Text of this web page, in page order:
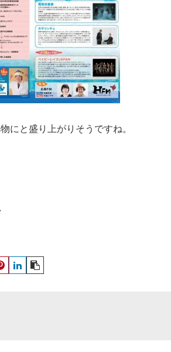
にと盛り上がりそうですね。